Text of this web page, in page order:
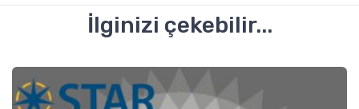
İlginizi çekebilir...